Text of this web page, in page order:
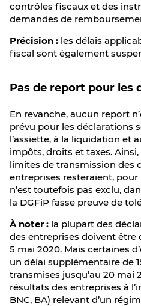
contrôles fiscaux et des
demandes de
Précision : les délais
fiscal sont également
Pas de report pour les
En revanche, aucun report
prévu pour les déclarations
l’assiette, à la liquidation et
impôts, droits et taxes.
limites de transmission des
entreprises resteraient, pour
n’est toutefois pas exclu,
la DGFiP fasse preuve de
À noter : la plupart des
des entreprises doivent être
5 mai 2020. Mais certaines
un délai supplémentaire de
transmises jusqu’au 20 mai
résultats des entreprises à
BNC, BA) relevant d’un